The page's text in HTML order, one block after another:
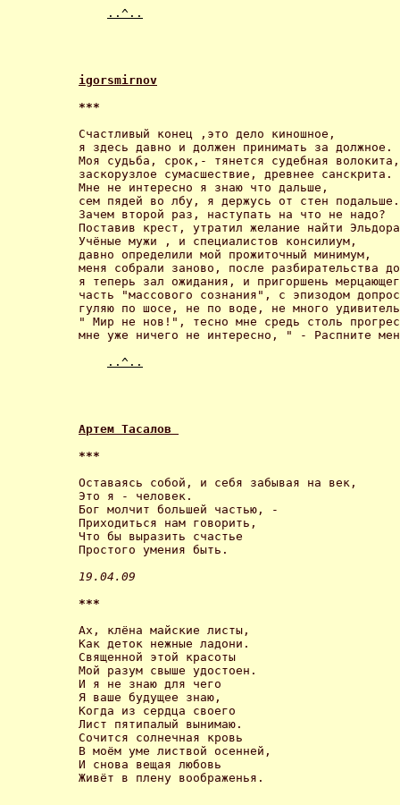
..^..
igorsmirnov
***
Счастливый конец ,это дело киношное,
я здесь давно и должен принимать за должное.
Моя судьба, срок,- тянется судебная
заскорузлое сумасшествие, древнее санскрита.
Мне не интересно я знаю что дальше,
сем пядей во лбу, я держусь от стен
Зачем второй раз, наступать на что не надо?
Поставив крест, утратил желание найти
Учёные мужи , и специалистов консилиум,
давно определили мой прожиточный минимум,
меня собрали заново, после разбирательства
я теперь зал ожидания, и пригоршень
часть "массового сознания", с эпизодом
гуляю по шосе, не по воде, не много
" Мир не нов!", тесно мне средь столь
мне уже ничего не интересно, " - Распните
..^..
Артем Тасалов
***
Оставаясь собой, и себя забывая на век,
Это я - человек.
Бог молчит большей частью, -
Приходиться нам говорить,
Что бы выразить счастье
Простого умения быть.
19.04.09
***
Ах, клёна майские листы,
Как деток нежные ладони.
Священной этой красоты
Мой разум свыше удостоен.
И я не знаю для чего
Я ваше будущее знаю,
Когда из сердца своего
Лист пятипалый вынимаю.
Сочится солнечная кровь
В моём уме листвой осенней,
И снова вещая любовь
Живёт в плену воображенья.